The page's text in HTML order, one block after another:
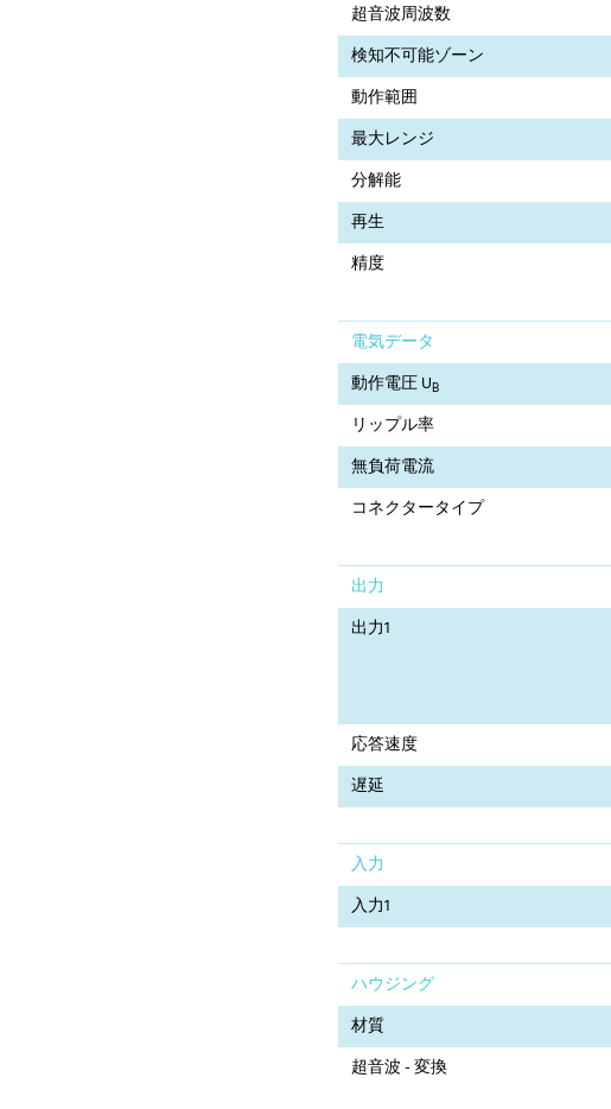
超音波周波数
検知不可能ゾーン
動作範囲
最大レンジ
分解能
再生
精度
電気データ
動作電圧 UB
リップル率
無負荷電流
コネクタータイプ
出力
出力1
応答速度
遅延
入力
入力1
ハウジング
材質
超音波 - 変換